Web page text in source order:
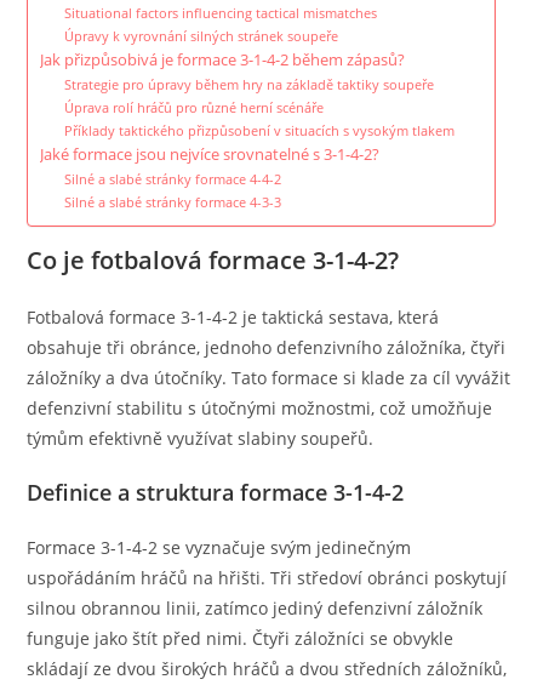
Situational factors influencing tactical mismatches
Úpravy k vyrovnání silných stránek soupeře
Jak přizpůsobivá je formace 3-1-4-2 během zápasů?
Strategie pro úpravy během hry na základě taktiky soupeře
Úprava rolí hráčů pro různé herní scénáře
Příklady taktického přizpůsobení v situacích s vysokým tlakem
Jaké formace jsou nejvíce srovnatelné s 3-1-4-2?
Silné a slabé stránky formace 4-4-2
Silné a slabé stránky formace 4-3-3
Co je fotbalová formace 3-1-4-2?
Fotbalová formace 3-1-4-2 je taktická sestava, která
obsahuje tři obránce, jednoho defenzivního záložníka, čtyři
záložníky a dva útočníky. Tato formace si klade za cíl vyvážit
defenzivní stabilitu s útočnými možnostmi, což umožňuje
týmům efektivně využívat slabiny soupeřů.
Definice a struktura formace 3-1-4-2
Formace 3-1-4-2 se vyznačuje svým jedinečným
uspořádáním hráčů na hřišti. Tři středoví obránci poskytují
silnou obrannou linii, zatímco jediný defenzivní záložník
funguje jako štít před nimi. Čtyři záložníci se obvykle
skládají ze dvou širokých hráčů a dvou středních záložníků,